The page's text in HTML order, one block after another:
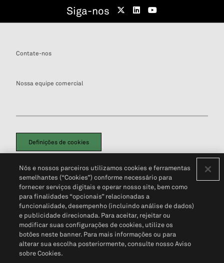
Siga-nos
Contate-nos
Nossa equipe comercial
Definições de cookies
Política de PrivacidadePortal de privacidade do cliente (em inglês)
Não Venda Minhas Informações Pessoais© 2026 S&P Global
Nós e nossos parceiros utilizamos cookies e ferramentas
semelhantes (“Cookies”) conforme necessário para
fornecer serviços digitais e operar nosso site, bem como
para finalidades “opcionais” relacionadas a
funcionalidade, desempenho (incluindo análise de dados)
e publicidade direcionada. Para aceitar, rejeitar ou
modificar suas configurações de cookies, utilize os
botões neste banner. Para mais informações ou para
alterar sua escolha posteriormente, consulte nosso Aviso
sobre Cookies.